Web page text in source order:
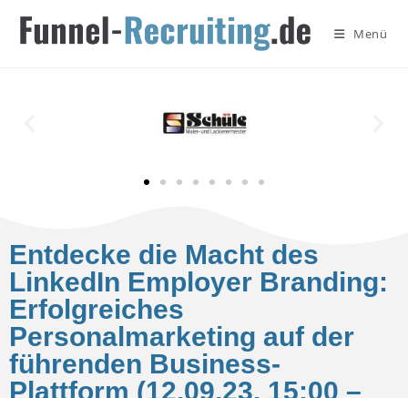
Menü
Entdecke die Macht des
LinkedIn Employer Branding:
Erfolgreiches
Personalmarketing auf der
führenden Business-
Plattform (12.09.23, 15:00 –